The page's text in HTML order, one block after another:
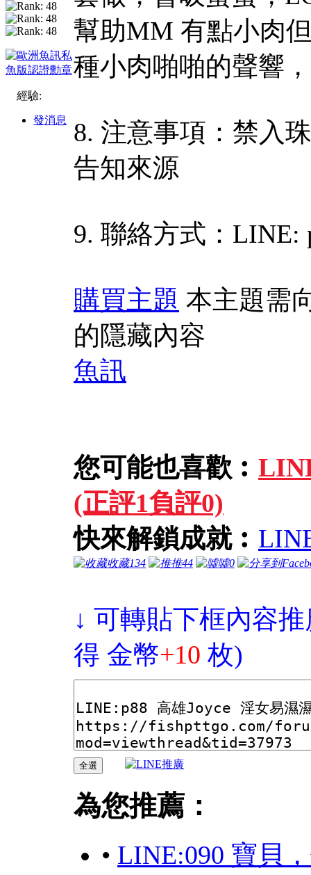
經驗:
發消息
幫助MM 有點小肉
種小肉啪啪的聲響
8. 注意事項：禁入
告知來源
9. 聯絡方式：
購買主題 本主題需
的隱藏內容
魚訊
您可能也喜歡︰
(正評1負評0)
快來解鎖成就︰
收藏134 推44 噓0
↓ 可轉貼下框內容
得 金幣+10 枚)
為您推薦：
• LINE:090 寶貝